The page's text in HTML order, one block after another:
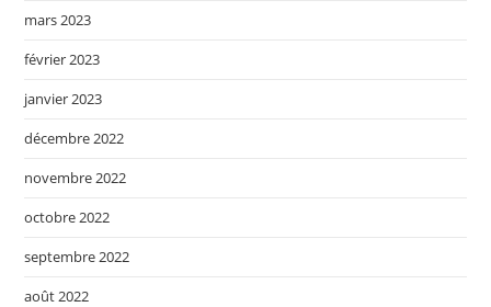
mars 2023
février 2023
janvier 2023
décembre 2022
novembre 2022
octobre 2022
septembre 2022
août 2022